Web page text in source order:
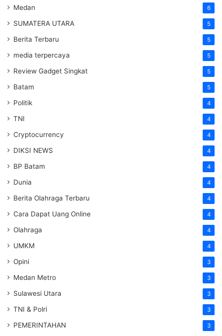
Medan 6
SUMATERA UTARA 5
Berita Terbaru 5
media terpercaya 5
Review Gadget Singkat 5
Batam 5
Politik 4
TNI 4
Cryptocurrency 4
DIKSI NEWS 4
BP Batam 4
Dunia 4
Berita Olahraga Terbaru 4
Cara Dapat Uang Online 4
Olahraga 4
UMKM 4
Opini 3
Medan Metro 3
Sulawesi Utara 3
TNI & Polri 3
PEMERINTAHAN 3